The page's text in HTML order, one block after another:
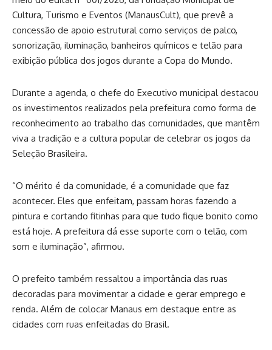
Cultura, Turismo e Eventos (ManausCult), que prevê a
concessão de apoio estrutural como serviços de palco,
sonorização, iluminação, banheiros químicos e telão para
exibição pública dos jogos durante a Copa do Mundo.
Durante a agenda, o chefe do Executivo municipal destacou
os investimentos realizados pela prefeitura como forma de
reconhecimento ao trabalho das comunidades, que mantêm
viva a tradição e a cultura popular de celebrar os jogos da
Seleção Brasileira.
“O mérito é da comunidade, é a comunidade que faz
acontecer. Eles que enfeitam, passam horas fazendo a
pintura e cortando fitinhas para que tudo fique bonito como
está hoje. A prefeitura dá esse suporte com o telão, com
som e iluminação”, afirmou.
O prefeito também ressaltou a importância das ruas
decoradas para movimentar a cidade e gerar emprego e
renda. Além de colocar Manaus em destaque entre as
cidades com ruas enfeitadas do Brasil.